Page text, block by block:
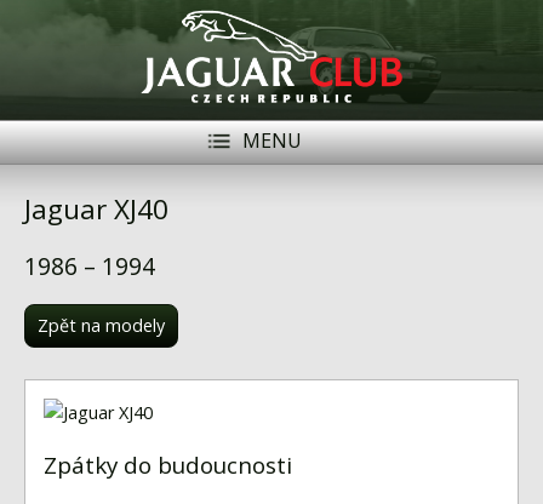
MENU
Členové
Naše vozy
Jaguar XJ40
1986 – 1994
Zpět na modely
Zpátky do budoucnosti